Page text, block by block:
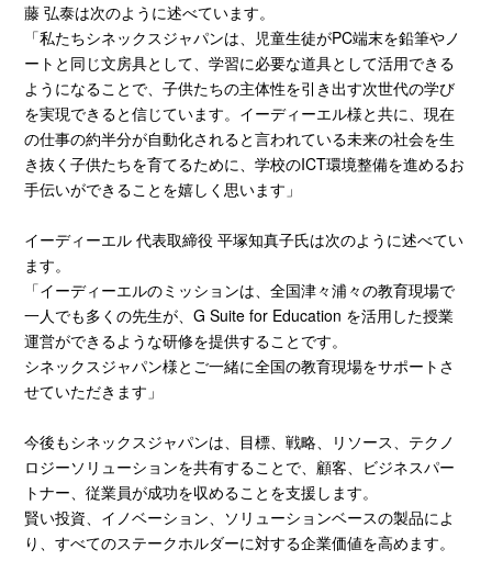
藤 弘泰は次のように述べています。
「私たちシネックスジャパンは、児童生徒がPC端末を鉛筆やノ
ートと同じ文房具として、学習に必要な道具として活用できる
ようになることで、子供たちの主体性を引き出す次世代の学び
を実現できると信じています。イーディーエル様と共に、現在
の仕事の約半分が自動化されると言われている未来の社会を生
き抜く子供たちを育てるために、学校のICT環境整備を進めるお
手伝いができることを嬉しく思います」
イーディーエル 代表取締役 平塚知真子氏は次のように述べてい
ます。
「イーディーエルのミッションは、全国津々浦々の教育現場で
一人でも多くの先生が、G Suite for Education を活用した授業
運営ができるような研修を提供することです。
シネックスジャパン様とご一緒に全国の教育現場をサポートさ
せていただきます」
今後もシネックスジャパンは、目標、戦略、リソース、テクノ
ロジーソリューションを共有することで、顧客、ビジネスパー
トナー、従業員が成功を収めることを支援します。
賢い投資、イノベーション、ソリューションベースの製品によ
り、すべてのステークホルダーに対する企業価値を高めます。